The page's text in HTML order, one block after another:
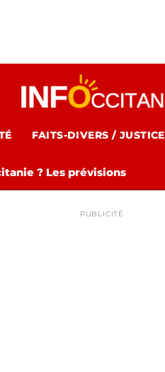
FAITS-DIVERS / JUSTICE
? Les prévisions
PUBLICITÉ